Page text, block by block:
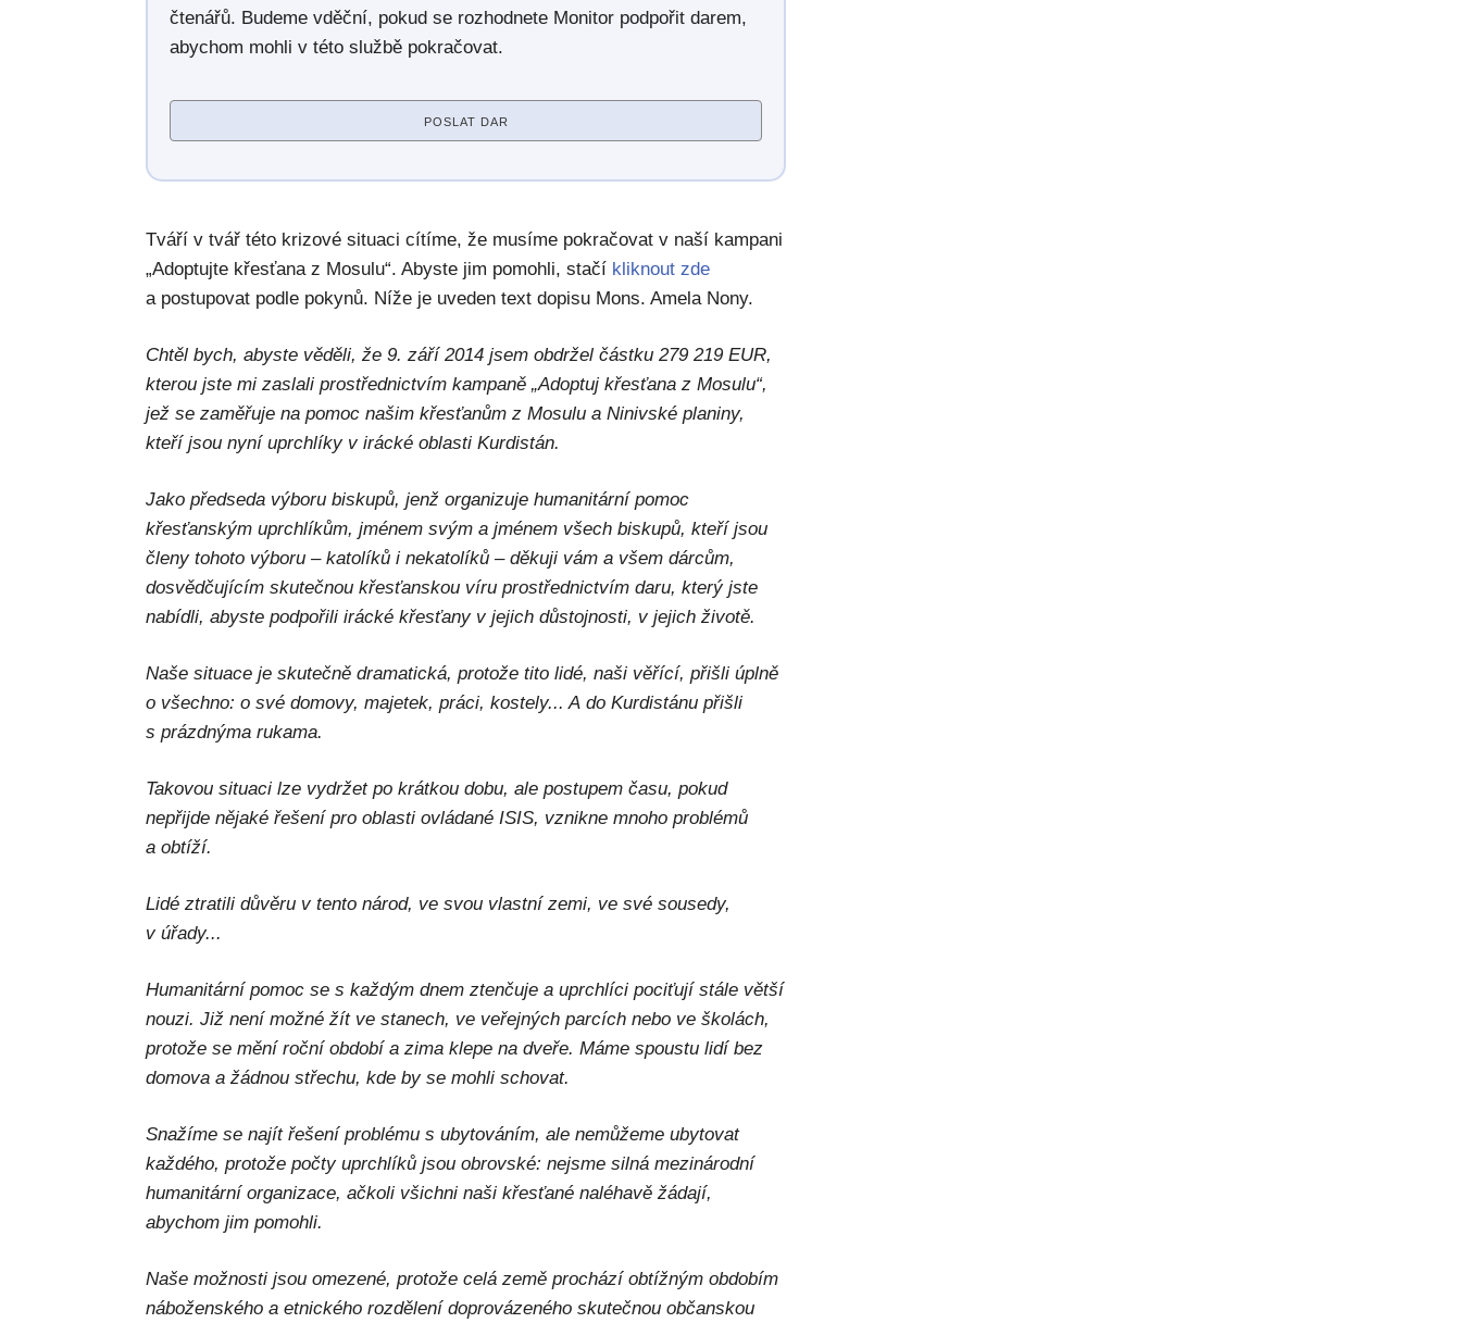
čtenářů. Budeme vděční, pokud se rozhodnete Monitor podpořit darem,
abychom mohli v této službě pokračovat.
POSLAT DAR
Tváří v tvář této krizové situaci cítíme, že musíme pokračovat v naší kampani
„Adoptujte křesťana z Mosulu“. Abyste jim pomohli, stačí kliknout zde
a postupovat podle pokynů. Níže je uveden text dopisu Mons. Amela Nony.
Chtěl bych, abyste věděli, že 9. září 2014 jsem obdržel částku 279 219 EUR,
kterou jste mi zaslali prostřednictvím kampaně „Adoptuj křesťana z Mosulu“,
jež se zaměřuje na pomoc našim křesťanům z Mosulu a Ninivské planiny,
kteří jsou nyní uprchlíky v irácké oblasti Kurdistán.
Jako předseda výboru biskupů, jenž organizuje humanitární pomoc
křesťanským uprchlíkům, jménem svým a jménem všech biskupů, kteří jsou
členy tohoto výboru – katolíků i nekatolíků – děkuji vám a všem dárcům,
dosvědčujícím skutečnou křesťanskou víru prostřednictvím daru, který jste
nabídli, abyste podpořili irácké křesťany v jejich důstojnosti, v jejich životě.
Naše situace je skutečně dramatická, protože tito lidé, naši věřící, přišli úplně
o všechno: o své domovy, majetek, práci, kostely... A do Kurdistánu přišli
s prázdnýma rukama.
Takovou situaci lze vydržet po krátkou dobu, ale postupem času, pokud
nepřijde nějaké řešení pro oblasti ovládané ISIS, vznikne mnoho problémů
a obtíží.
Lidé ztratili důvěru v tento národ, ve svou vlastní zemi, ve své sousedy,
v úřady...
Humanitární pomoc se s každým dnem ztenčuje a uprchlíci pociťují stále větší
nouzi. Již není možné žít ve stanech, ve veřejných parcích nebo ve školách,
protože se mění roční období a zima klepe na dveře. Máme spoustu lidí bez
domova a žádnou střechu, kde by se mohli schovat.
Snažíme se najít řešení problému s ubytováním, ale nemůžeme ubytovat
každého, protože počty uprchlíků jsou obrovské: nejsme silná mezinárodní
humanitární organizace, ačkoli všichni naši křesťané naléhavě žádají,
abychom jim pomohli.
Naše možnosti jsou omezené, protože celá země prochází obtížným obdobím
náboženského a etnického rozdělení doprovázeného skutečnou občanskou